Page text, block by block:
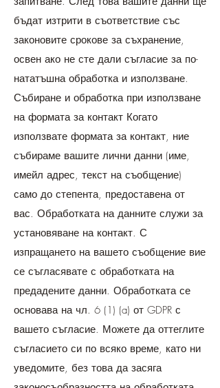
бъдат изтрити в съответствие със
законовите срокове за съхранение,
освен ако не сте дали съгласие за по-
нататъшна обработка и използване.
Събиране и обработка при използване
на формата за контакт Когато
използвате формата за контакт, ние
събираме вашите лични данни (име,
имейл адрес, текст на съобщение)
само до степента, предоставена от
вас. Обработката на данните служи за
установяване на контакт. С
изпращането на вашето съобщение вие
​​се съгласявате с обработката на
предадените данни. Обработката се
основава на чл. 6 (1) (a) от GDPR с
вашето съгласие. Можете да оттеглите
съгласието си по всяко време, като ни
уведомите, без това да засяга